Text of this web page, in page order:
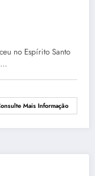
no Espírito Santo
Mais Informação